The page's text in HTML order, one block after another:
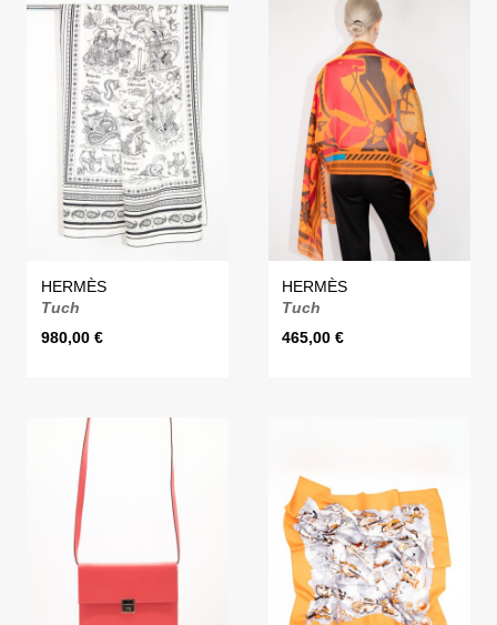
HERMÈS
Tuch
980,00 €
HERMÈS
Tuch
465,00€